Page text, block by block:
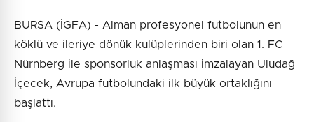
BURSA (İGFA) - Alman profesyonel futbolunun en
köklü ve ileriye dönük kulüplerinden biri olan 1. FC
Nürnberg ile sponsorluk anlaşması imzalayan Uludağ
İçecek, Avrupa futbolundaki ilk büyük ortaklığını
başlattı.